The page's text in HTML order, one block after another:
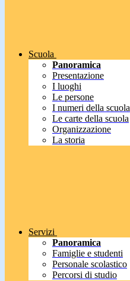
Scuola
Panoramica
Presentazione
I luoghi
Le persone
I numeri della scuola
Le carte della scuola
Organizzazione
La storia
Servizi
Panoramica
Famiglie e studenti
Personale scolastico
Percorsi di studio